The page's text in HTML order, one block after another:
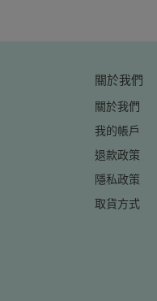
關於我們
關於我們
我的帳戶
退款政策
隱私政策
取貨方式